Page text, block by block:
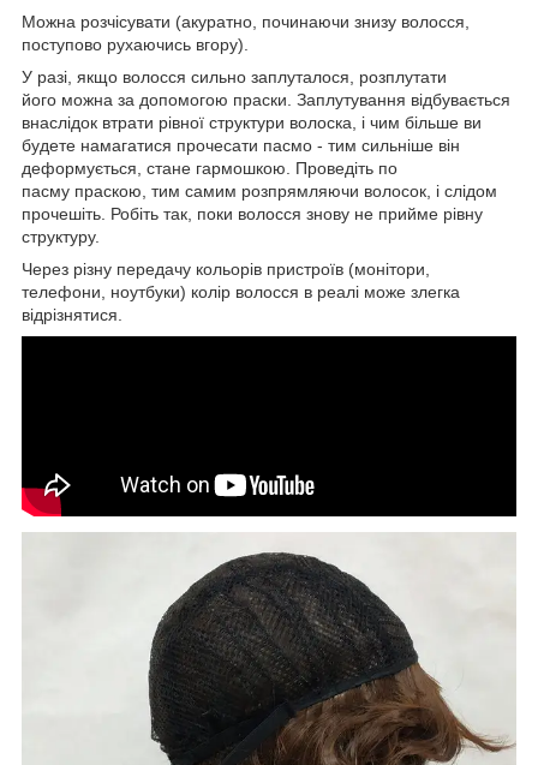
Можна розчісувати (акуратно, починаючи знизу волосся,
поступово рухаючись вгору).
У разі, якщо волосся сильно заплуталося, розплутати
його можна за допомогою праски. Заплутування відбувається
внаслідок втрати рівної структури волоска, і чим більше ви
будете намагатися прочесати пасмо - тим сильніше він
деформується, стане гармошкою. Проведіть по
пасму праскою, тим самим розпрямляючи волосок, і слідом
прочешіть. Робіть так, поки волосся знову не прийме рівну
структуру.
Через різну передачу кольорів пристроїв (монітори,
телефони, ноутбуки) колір волосся в реалі може злегка
відрізнятися.